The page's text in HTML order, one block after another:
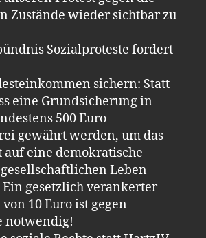
Zustände wieder sichtbar zu
Sozialproteste fordert
sichern: Statt
eine Grundsicherung in
500 Euro
gewährt werden, um das
auf eine demokratische
Leben
Ein gesetzlich verankerter
10 Euro ist gegen
notwendig!